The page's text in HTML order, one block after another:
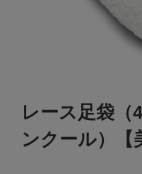
レース足袋（
ンクール）【